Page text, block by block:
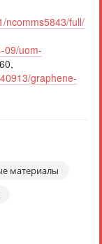
ncomms5843/full/
09/uom-
graphene-
материалы